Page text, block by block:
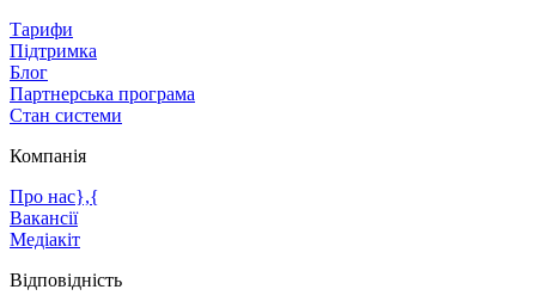
Тарифи
Підтримка
Блог
Партнерська програма
Стан системи
Компанія
Про нас},{
Вакансії
Медіакіт
Відповідність